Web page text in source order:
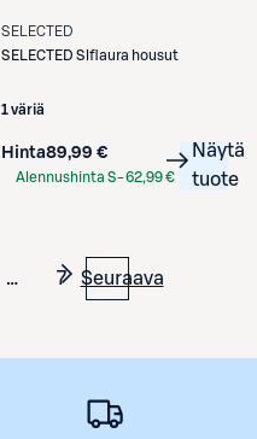
SELECTED
SELECTED Slflaura housut
1 väriä
Hinta89,99 €
Alennushinta S-62,99 €
Näytä
tuote
… 7 Seuraava